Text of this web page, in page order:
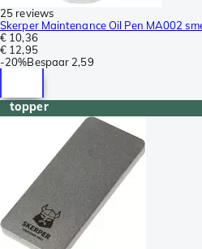
25 reviews
Skerper Maintenance Oil Pen MA002
€ 10,36
€ 12,95
-20%Bespaar 2,59
topper